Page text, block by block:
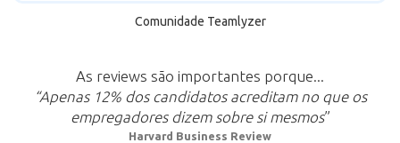
Comunidade Teamlyzer
As reviews são importantes porque...
“Apenas 12% dos candidatos acreditam no que os
empregadores dizem sobre si mesmos”
Harvard Business Review